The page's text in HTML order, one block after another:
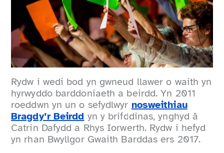
Rydw i wedi bod yn gwneud llawer o waith yn
hyrwyddo barddoniaeth a beirdd. Yn 2011
roeddwn yn un o sefydlwyr nosweithiau
Bragdy’r Beirdd yn y brifddinas, ynghyd â
Catrin Dafydd a Rhys Iorwerth. Rydw i hefyd
yn rhan Bwyllgor Gwaith Barddas ers 2017.